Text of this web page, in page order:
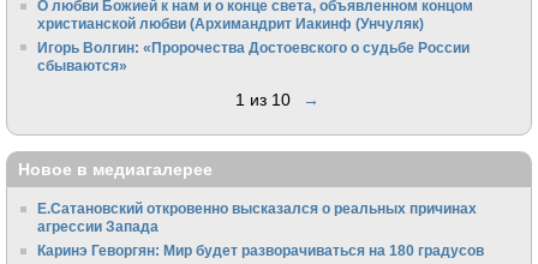
О любви Божией к нам и о конце света, объявленном концом
христианской любви (Архимандрит Иакинф (Унчуляк)
Игорь Волгин: «Пророчества Достоевского о судьбе России
сбываются»
1 из 10 →
Новое в медиагалерее
Е.Сатановский откровенно высказался о реальных причинах
агрессии Запада
Каринэ Геворгян: Мир будет разворачиваться на 180 градусов